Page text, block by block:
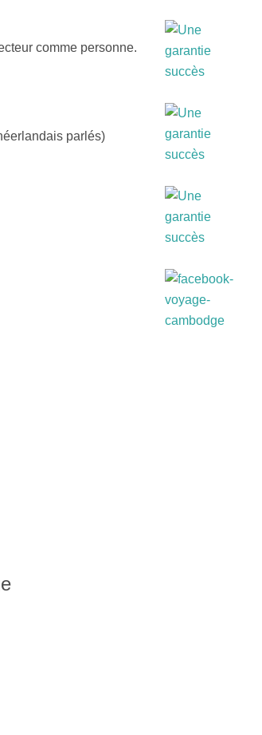
comme personne.
parlés)